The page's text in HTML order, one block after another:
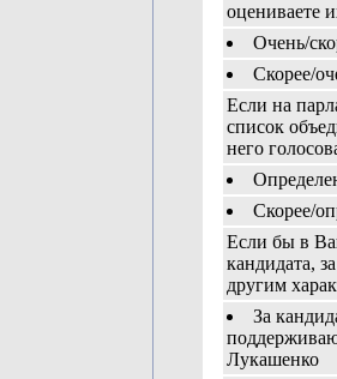
оцениваете
Очень/
Скорее/
Если на
список
него
Скорее/
Если бы в
кандидата,
другим
За
Лукашенко